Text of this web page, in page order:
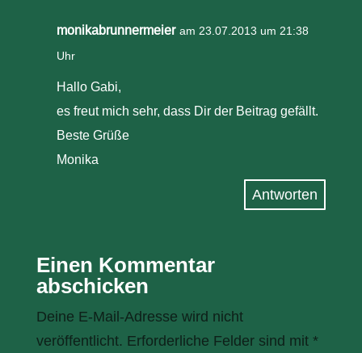
monikabrunnermeier am 23.07.2013 um 21:38
Uhr
Hallo Gabi,
es freut mich sehr, dass Dir der Beitrag gefällt.
Beste Grüße
Monika
Antworten
Einen Kommentar
abschicken
Deine E-Mail-Adresse wird nicht
veröffentlicht. Erforderliche Felder sind mit *